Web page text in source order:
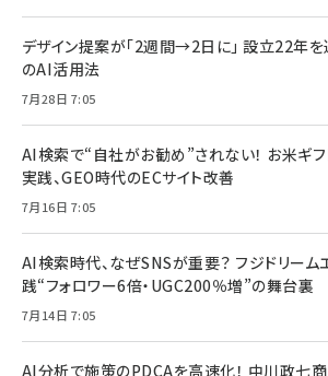
デザイン提案が「2週間→2日に」 設立22年
のAI活用法
7月28日 7:05
AI検索で“自社がお勧め”されない！ お米ギ
実践、GEO時代のECサイト改善
7月16日 7:05
AI検索時代、なぜSNSが重要？ フジドリーム
践“フォロワー6倍・UGC200％増”の舞台裏
7月14日 7:05
AI分析で施策のPDCAを高速化！ 中川政七